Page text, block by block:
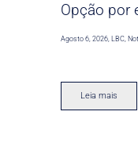
Opção por
Agosto 6, 2026 ,LBC
Leia mais